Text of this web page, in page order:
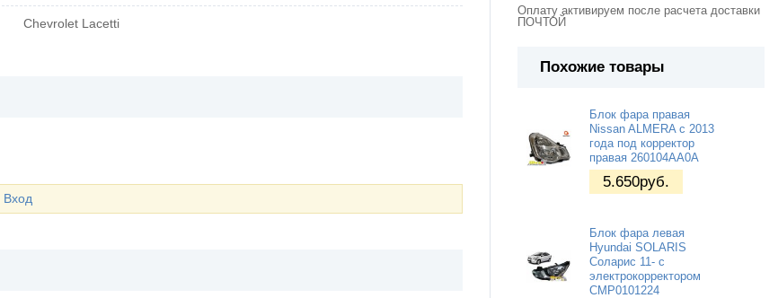
Chevrolet Lacetti
Вход
Оплату активируем после расчета доставки
ПОЧТОЙ
Похожие товары
Блок фара правая
Nissan ALMERA c 2013
года под корректор
правая 260104AA0A
5.650руб.
Блок фара левая
Hyundai SOLARIS
Соларис 11- с
электрокорректором
CMP0101224